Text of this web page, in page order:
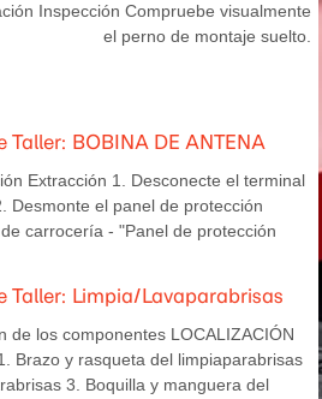
Inspección Compruebe visualmente
el perno de montaje suelto.
Taller: BOBINA DE ANTENA
Extracción 1. Desconecte el terminal
Desmonte el panel de protección
carrocería - "Panel de protección
Taller: Limpia/Lavaparabrisas
de los componentes LOCALIZACIÓN
Brazo y rasqueta del limpiaparabrisas
3. Boquilla y manguera del